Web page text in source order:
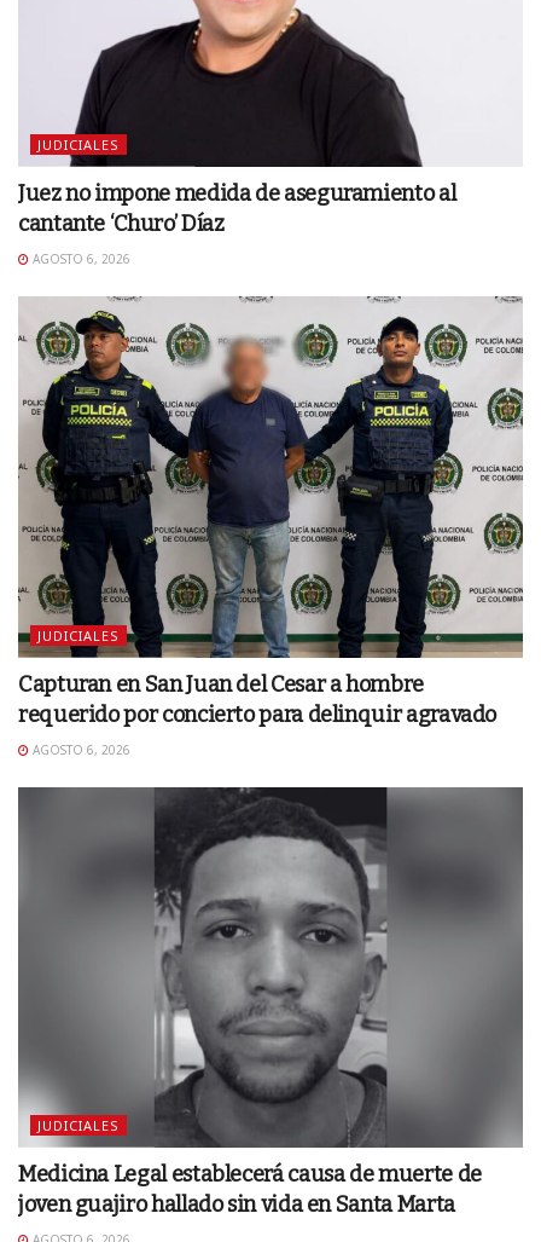
JUDICIALES
Juez no impone medida de aseguramiento al
cantante ‘Churo’ Díaz
AGOSTO 6, 2026
JUDICIALES
Capturan en San Juan del Cesar a hombre
requerido por concierto para delinquir agravado
AGOSTO 6, 2026
JUDICIALES
Medicina Legal establecerá causa de muerte de
joven guajiro hallado sin vida en Santa Marta